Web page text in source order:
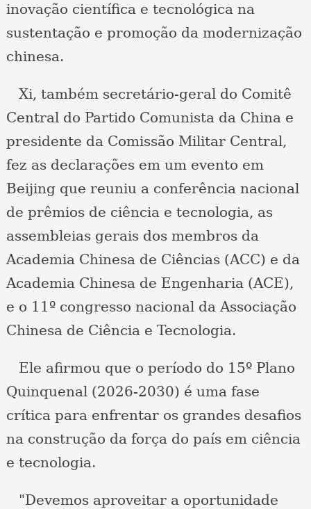
inovação científica e tecnológica na
sustentação e promoção da modernização
chinesa.
Xi, também secretário-geral do Comitê
Central do Partido Comunista da China e
presidente da Comissão Militar Central,
fez as declarações em um evento em
Beijing que reuniu a conferência nacional
de prêmios de ciência e tecnologia, as
assembleias gerais dos membros da
Academia Chinesa de Ciências (ACC) e da
Academia Chinesa de Engenharia (ACE),
e o 11º congresso nacional da Associação
Chinesa de Ciência e Tecnologia.
Ele afirmou que o período do 15º Plano
Quinquenal (2026-2030) é uma fase
crítica para enfrentar os grandes desafios
na construção da força do país em ciência
e tecnologia.
"Devemos aproveitar a oportunidade